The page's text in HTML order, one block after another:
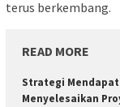
terus berkembang.
READ MORE
Strategi
Menyelesaikan